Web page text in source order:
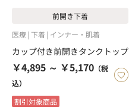
前開き下着
医療 下着 インナー・肌着
カップ付き前開きタンクトップ
￥4,895 ～ ￥5,170 （税
込）
割引対象商品